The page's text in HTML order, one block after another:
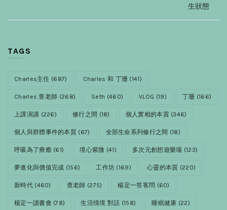
生狀態
TAGS
Charles主任 (687) Charles 和 丁珊 (141)
Charles 查老師 (268) Seth (460) VLOG (19) 丁珊 (166)
上課演講 (226) 修行之間 (18) 個人實相的本質(346)
個人與群體事件的本質 (67) 全部生命系列修行之間 (18)
呼吸為了療癒 (61) 境心紫微 (41) 多次元創想遊樂場 (123)
夢進化與價值完成 (156) 工作坊 (169) 心靈的本質 (220)
新時代(460) 查老師 (275) 楊定一答客問 (60)
楊定一讀書會 (78) 生活情境 對話 (158) 睡眠健康 (22)